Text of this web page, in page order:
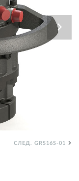
СЛЕД. GRS16S-01